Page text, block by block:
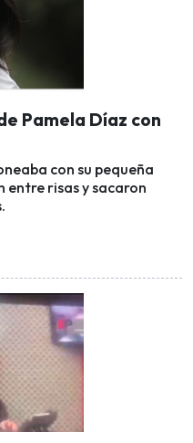
Pamela Díaz con
con su pequeña
entre risas y sacaron